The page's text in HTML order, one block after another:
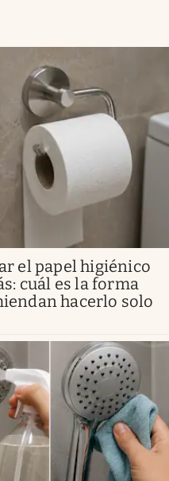
el papel higiénico
cuál es la forma
hacerlo solo